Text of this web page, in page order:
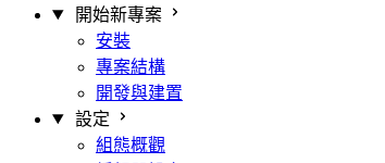
開始新專案
安裝
專案結構
開發與建置
設定
組態概觀